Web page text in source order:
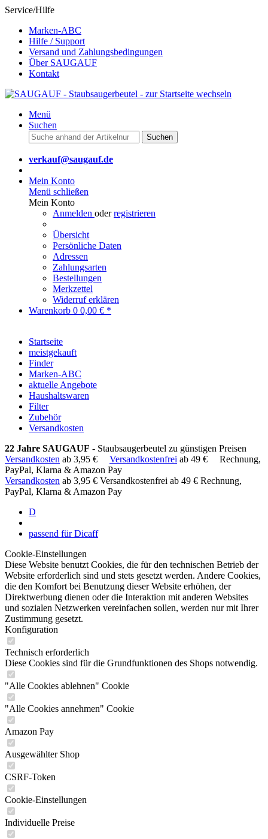
Service/Hilfe
Marken-ABC
Hilfe / Support
Versand und Zahlungsbedingungen
Über SAUGAUF
Kontakt
Menü
Suchen
Suchen
verkauf@saugauf.de
Mein Konto
Menü schließen
Mein Konto
Anmelden oderregistrieren
Übersicht
Persönliche Daten
Adressen
Zahlungsarten
Bestellungen
Merkzettel
Widerruf erklären
Warenkorb 0 0,00 € *
Startseite
meistgekauft
Finder
Marken-ABC
aktuelle Angebote
Haushaltswaren
Filter
Zubehör
Versandkosten
22 Jahre SAUGAUF - Staubsaugerbeutel zu günstigen Preisen
Versandkosten ab 3,95 € Versandkostenfrei ab 49 €
Rechnung,
PayPal, Klarna & Amazon Pay
Versandkosten ab 3,95 € Versandkostenfrei ab 49 € Rechnung,
PayPal, Klarna & Amazon Pay
D
passend für Dicaff
Cookie-Einstellungen
Diese Website benutzt Cookies, die für den technischen Betrieb der
Website erforderlich sind und stets gesetzt werden. Andere Cookies,
die den Komfort bei Benutzung dieser Website erhöhen, der
Direktwerbung dienen oder die Interaktion mit anderen Websites
und sozialen Netzwerken vereinfachen sollen, werden nur mit Ihrer
Zustimmung gesetzt.
Konfiguration
Technisch erforderlich
Diese Cookies sind für die Grundfunktionen des Shops notwendig.
"Alle Cookies ablehnen" Cookie
"Alle Cookies annehmen" Cookie
Amazon Pay
Ausgewählter Shop
CSRF-Token
Cookie-Einstellungen
Individuelle Preise